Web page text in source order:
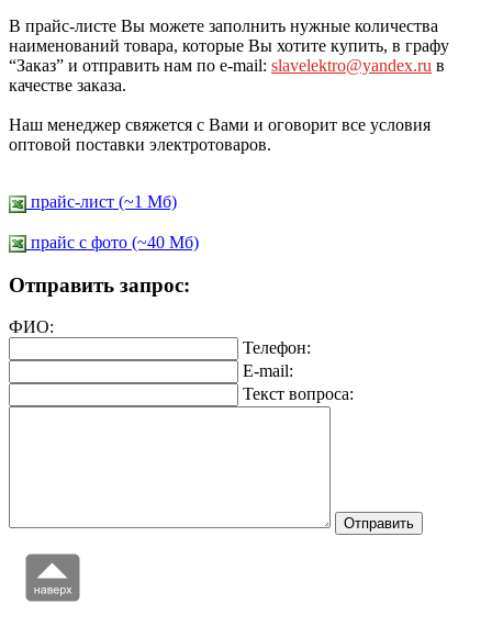
В прайс-листе Вы можете заполнить нужные количества
наименований товара, которые Вы хотите купить, в графу
“Заказ” и отправить нам по e-mail: slavelektro@yandex.ru в
качестве заказа.
Наш менеджер свяжется с Вами и оговорит все условия
оптовой поставки электротоваров.
прайс-лист (~1 Мб)
прайс c фото (~40 Мб)
Отправить запрос:
ФИО:
Телефон:
E-mail:
Текст вопроса: